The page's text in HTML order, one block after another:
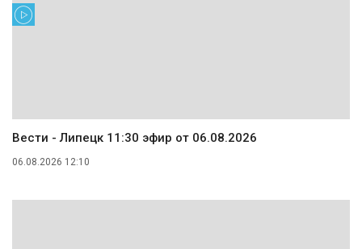
Вести - Липецк 11:30 эфир от 06.08.2026
06.08.2026 12:10